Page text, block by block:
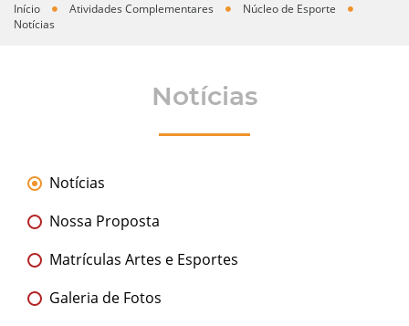
Você está aqui
Início Atividades Complementares
Núcleo de Esporte
Notícias
Notícias
Notícias
Nossa Proposta
Matrículas Artes e Esportes
Galeria de Fotos